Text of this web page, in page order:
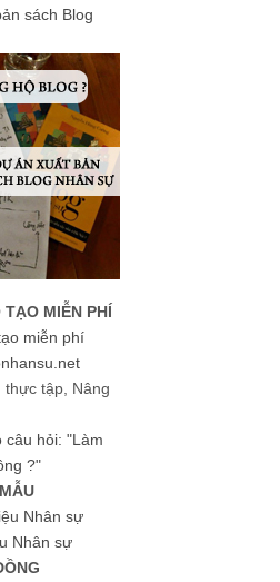
sách Blog
MIỄN PHÍ
miễn phí
thực tập, Nâng
câu hỏi: "Làm
?"
Nhân sự
Nhân sự